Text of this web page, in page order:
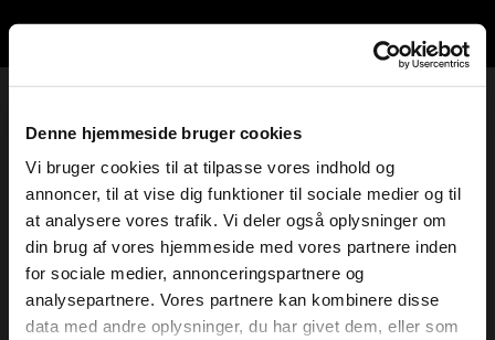
Denne hjemmeside bruger cookies
Vi bruger cookies til at tilpasse vores indhold og
annoncer, til at vise dig funktioner til sociale medier og til
at analysere vores trafik. Vi deler også oplysninger om
din brug af vores hjemmeside med vores partnere inden
for sociale medier, annonceringspartnere og
analysepartnere. Vores partnere kan kombinere disse
data med andre oplysninger, du har givet dem, eller som